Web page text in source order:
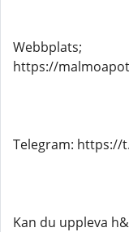
Webbplats;
https://
Telegram: https://
Kan du uppleva